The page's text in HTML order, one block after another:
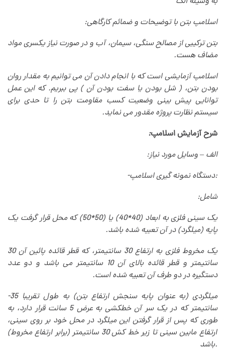
اسلامپ بتن با توضیحات و ضمائم کارگاهی:
بتن ترکیبی از مصالح سنگی، سیمان، آب و در صورت نیاز یکسری مواد
مضاف هست.
اسلامپ آزمایشی است که با انجام دادن آن می توانیم به مقدار روان
بودن بتن، ( شل بودن یا سفت بودن آن ) پی ببریم. که این عمل
توانایی پیش بینی وضعیت کسب مقاومت بتن را تا حدی برای
سیستم نظارت پروژه مقدور می نماید.
شرح آزمایش اسلامپ:
الف – وسایل مورد نیاز:
-دستگاه نمونه گیری اسلامپ:
شامل:
یک سینی فلزی به ابعاد (40*40) یا (50*50) که محل قرار گرفت یک
پایه (میلگرد) در آن تعبیه شده باشد.
یک مخروط فلزی به ارتفاع 30 سانتیمتر، که قطر قائده پائین آن 30
سانتیمتر و قطر قائده بالای آن 10 سانتیمتر می باشد و دو عدد
دستگیره در دو طرف آن تعبیه شده است.
-میلگردی (به عنوان پایه سنجش ارتفاع بتن) به طول تقریبا 35
سانتیمتر که در یک سر آن خطکشی به عرض 5 سانت قرار دارد، به
طوری که پس از قرار گرفتن این میلگرد در محل خود بر روی سینی،
ارتفاع مابین سینی تا زیر خط کش 30 سانتیمتر (برابر ارتفاع مخروط)
باشد.